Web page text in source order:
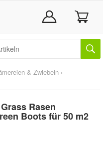
& Zwiebeln ›
Rasen
Boots für 50 m2